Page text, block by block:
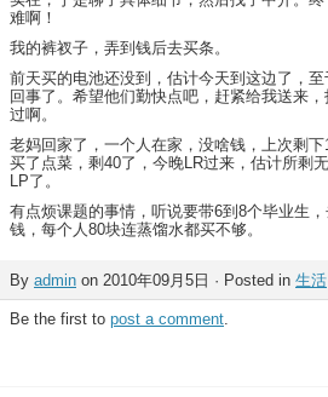
难啊！
我的裤衩子，弄到钱后去买条。
前天买的电池还没到，估计今天到这边了，
回事了。希望他们勤快点吧，赶紧给我送来
过啊。
老妈回家了，一个人在家，没啥钱，上次剩
买了点菜，剩40了，今晚LR过来，估计所剩
LP了。
有点烦课题的事情，听说要带6到8个毕业生
钱，每个人80块连蒸馏水都买不够。
By admin on 2010年09月5日 · Posted in 生活
Be the first to post a comment.